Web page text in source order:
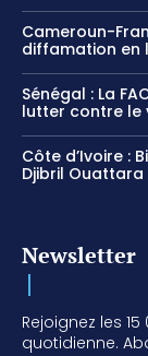
Cameroun-
diffamation en
Sénégal : La
lutter contre le
Côte d’Ivoire :
Djibril Ouattara
Newsletter
Rejoignez les
quotidienne.